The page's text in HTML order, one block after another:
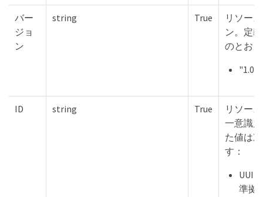
バー
ジョ
ン
string True
リソー
ン。定
のとお
"1.0"
ID string True
リソー
一意識
た値は
す：
準拠